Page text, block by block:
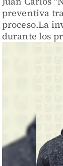
preventiva
proceso.La
durante los